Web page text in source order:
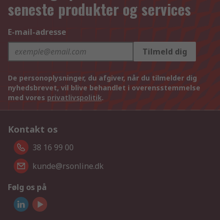
seneste produkter og services
E-mail-adresse
Tilmeld dig
De personoplysninger, du afgiver, når du tilmelder dig
nyhedsbrevet, vil blive behandlet i overensstemmelse
med vores privatlivspolitik.
Kontakt os
38 16 99 00
kunde@rsonline.dk
Følg os på